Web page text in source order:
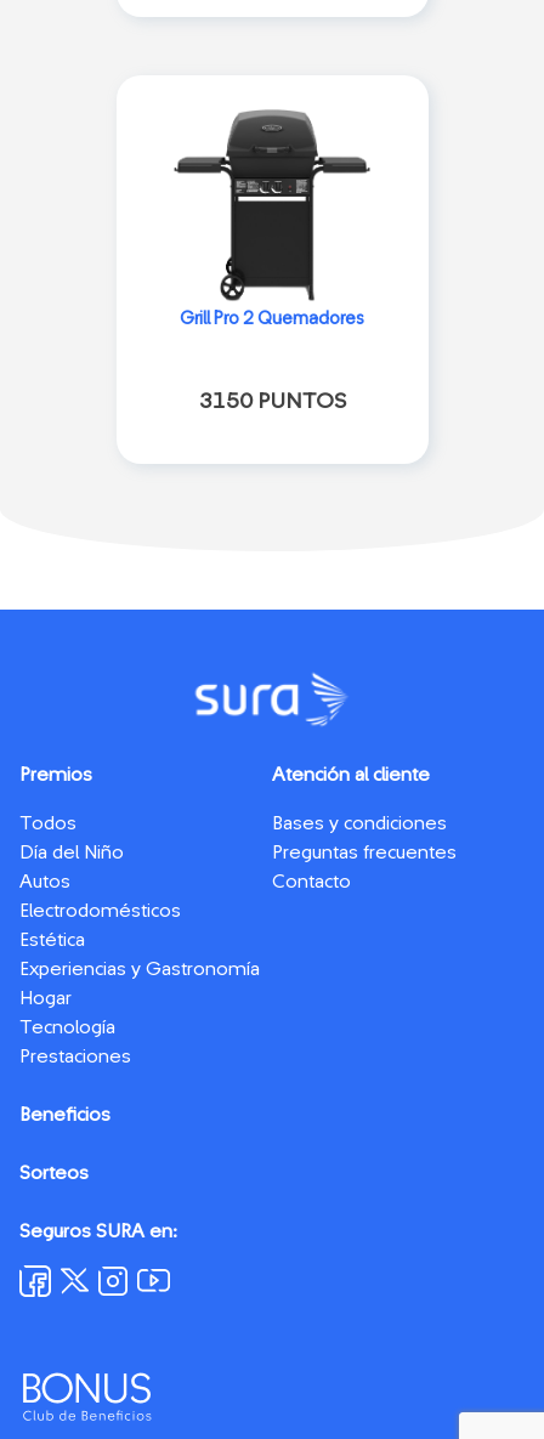
Grill Pro 2 Quemadores
3150 PUNTOS
Premios
Todos
Día del Niño
Autos
Electrodomésticos
Estética
Experiencias y Gastronomía
Hogar
Tecnología
Prestaciones
Beneficios
Sorteos
Atención al cliente
Bases y condiciones
Preguntas frecuentes
Contacto
Seguros SURA en: